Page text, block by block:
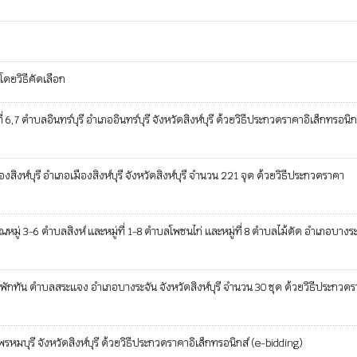
ดยวิธีคัดเลือก
ตำบลอินทร์บุรี อำเภออินทร์บุรี จังหวัดสิงห์บุรี ด้วยวิธีประกวดราคาอิเล็กทรอนิ
งห์บุรี อำเภอเมืองสิงห์บุรี จังหวัดสิงห์บุรี จำนวน 221 จุด ด้วยวิธีประกวดราคา
มู่ 3-6 ตำบลสิงห์ และหมู่ที่ 1-8 ตำบลโพชนไก่ และหมู่ที่ 8 ตำบลไม้ดัด อำเภอบางร
น ตำบลสระแจง อำเภอบางระจัน จังหวัดสิงห์บุรี จำนวน 30 ชุด ด้วยวิธีประกวดร
หมบุรี จังหวัดสิงห์บุรี ด้วยวิธีประกวดราคาอิเล็กทรอนิกส์ (e-bidding)